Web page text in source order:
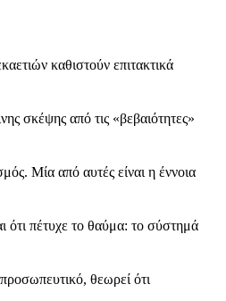
καθιστούν επιτακτικά
σκέψης από τις «βεβαιότητες»
Μία από αυτές είναι η έννοια
ότι πέτυχε το θαύμα: το σύστημά
θεωρεί ότι